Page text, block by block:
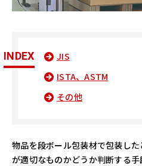
INDEX
JIS
ISTA、ASTM
その他
物品を段ボール包装材で包装し
が適切なものかどうか判断する